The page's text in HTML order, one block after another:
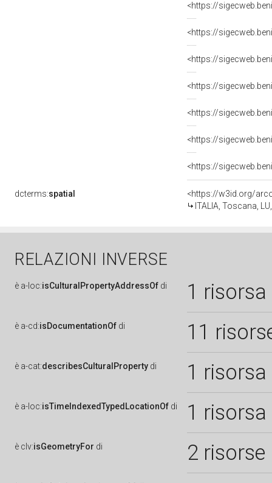
dcterms:spatial
<https://w3id.org/
ITALIA, Toscana,
RELAZIONI INVERSE
è a-loc:isCulturalPropertyAddressOf di 1 risorsa
è a-cd:isDocumentationOf di 11
è a-cat:describesCulturalProperty di 1 risorsa
è a-loc:isTimeIndexedTypedLocationOf di 1 risorsa
è clv:isGeometryFor di 2 risorse